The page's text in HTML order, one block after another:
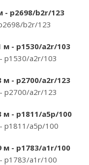
- p2698/b2r/123
b2r/123
м - p1530/a2r/103
p1530/a2r/103
м - p2700/a2r/123
p2700/a2r/123
м - p1811/a5p/100
p1811/a5p/100
м - p1783/a1r/100
p1783/a1r/100